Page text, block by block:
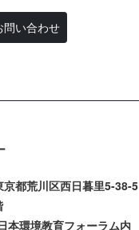
問い合わせ
都荒川区西日暮里5-38-5
本環境教育フォーラム内